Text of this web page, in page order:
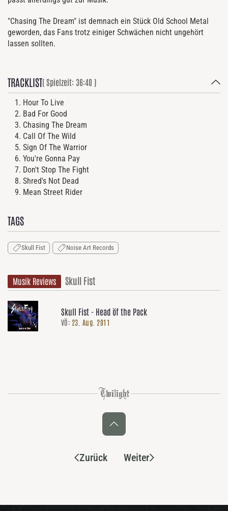
"Chasing The Dream" ist demnach ein Stück Old School Metal
geworden, das Fans trotz einiger Schwächen nicht ungehört
lassen sollten.
TRACKLIST( Spielzeit: 36:40 )
Hour To Live
Bad For Good
Chasing The Dream
Call Of The Wild
Sign Of The Warrior
You're Gonna Pay
Don't Stop The Fight
Shred's Not Dead
Mean Street Rider
TAGS
Skull Fist Noise Art Records
Musik Reviews Skull Fist
Skull Fist - Head öf the Pack
VÖ: 23. Aug. 2011
Zurück Weiter